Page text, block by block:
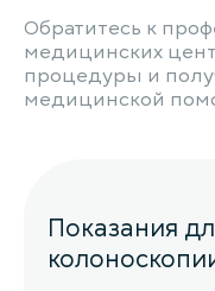
Обратитесь к
медицинских
процедуры и
медицинской
Показания